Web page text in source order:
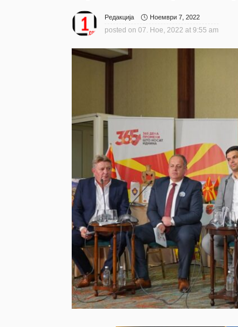
Редакција Ноември 7, 2022
posted on 07. Ное, 2022 at 9:55 am